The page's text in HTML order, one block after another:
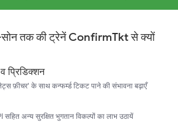
तक की ट्रेनें ConfirmTkt से क्यों
प्रिडिक्शन
फ़ीचर' के साथ कन्फर्म्ड टिकट पाने की संभावना बढ़ाएँ
अन्य सुरक्षित भुगतान विकल्पों का लाभ उठायें